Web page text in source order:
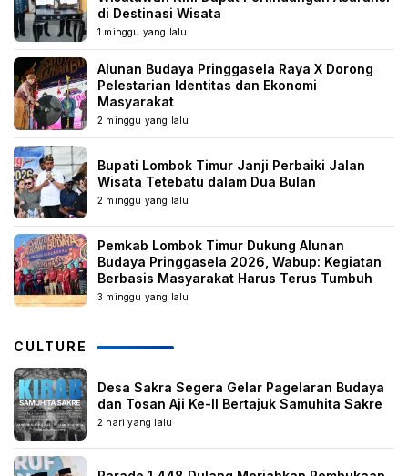
di Destinasi Wisata
1 minggu yang lalu
Alunan Budaya Pringgasela Raya X Dorong
Pelestarian Identitas dan Ekonomi
Masyarakat
2 minggu yang lalu
Bupati Lombok Timur Janji Perbaiki Jalan
Wisata Tetebatu dalam Dua Bulan
2 minggu yang lalu
Pemkab Lombok Timur Dukung Alunan
Budaya Pringgasela 2026, Wabup: Kegiatan
Berbasis Masyarakat Harus Terus Tumbuh
3 minggu yang lalu
CULTURE
Desa Sakra Segera Gelar Pagelaran Budaya
dan Tosan Aji Ke-II Bertajuk Samuhita Sakre
2 hari yang lalu